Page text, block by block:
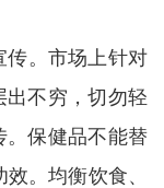
传。市场上针对
出不穷，切勿轻
。保健品不能替
。均衡饮食、